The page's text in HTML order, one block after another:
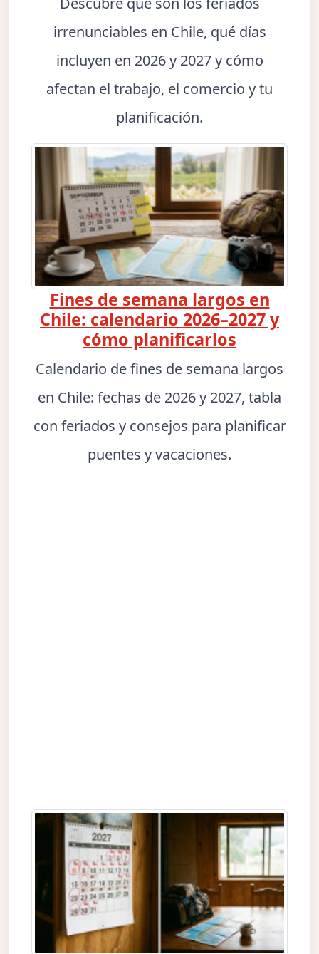
irrenunciables en Chile, qué días
incluyen en 2026 y 2027 y cómo
afectan el trabajo, el comercio y tu
planificación.
Fines de semana largos en
Chile: calendario 2026–2027 y
cómo planificarlos
Calendario de fines de semana largos
en Chile: fechas de 2026 y 2027, tabla
con feriados y consejos para planificar
puentes y vacaciones.